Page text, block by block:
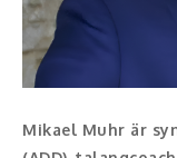
Life Stories &
Keynote
Mikael Muhr är